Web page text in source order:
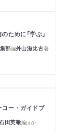
めに「学ぶ」
部編外山滋比古著
ー・ガイドブ
田英敬編ほか